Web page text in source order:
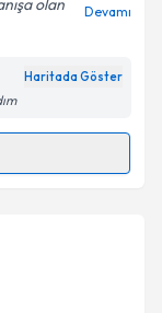
Aydınlatma
belirtilen
olan
Devamı
Haritada Göster
almanız
ile